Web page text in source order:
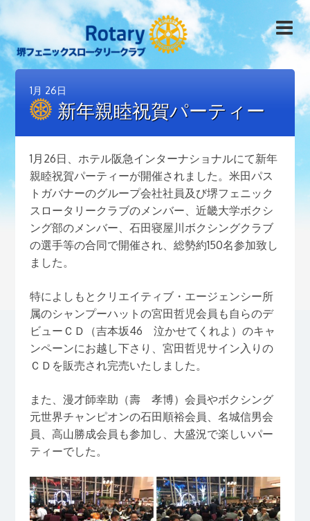
1月 26日
新年親睦祝賀パーティー
1月26日、ホテル阪急インターナショナルにて新年
親睦祝賀パーティーが開催されました。米田パス
トガバナーのグループ会社社員及び堺フェニック
スロータリークラブのメンバー、近畿大学ボクシ
ング部のメンバー、石田寝屋川ボクシングクラブ
の選手等の合同で開催され、総勢約150名参加致し
ました。
特によしもとクリエイティブ・エージェンシー所
属のシャンプーハットの宮田哲児会員も自らのデ
ビューＣＤ（吉本坂46 泣かせてくれよ）のキャ
ンペーンにお越し下さり、宮田哲児サイン入りの
ＣＤを販売され完売いたしました。
また、漫才師幸助（壽 孝博）会員やボクシング
元世界チャンピオンの石田順裕会員、名城信男会
員、高山勝成会員も参加し、大盛況で楽しいパー
ティーでした。